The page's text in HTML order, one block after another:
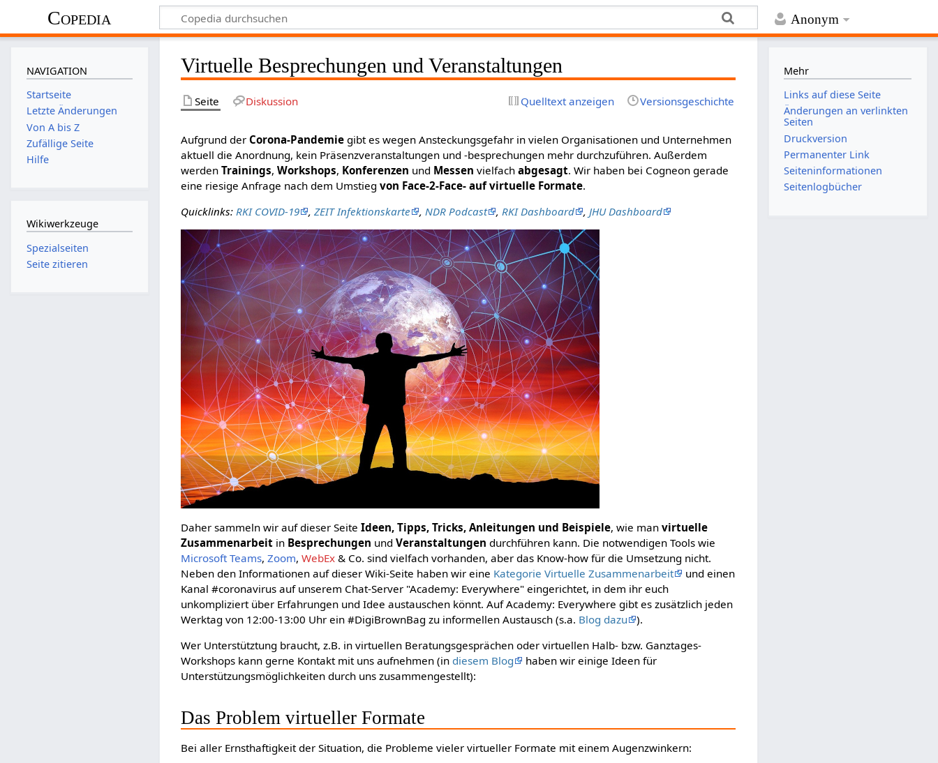
Anonym
Copedia
Virtuelle Besprechungen und Veranstaltungen
Seite Diskussion Quelltext anzeigen Versionsgeschichte
Aufgrund der Corona-Pandemie gibt es wegen Ansteckungsgefahr in vielen Organisationen und Unternehmen
aktuell die Anordnung, kein Präsenzveranstaltungen und -besprechungen mehr durchzuführen. Außerdem
werdenTrainings,Workshops, Konferenzen und Messen vielfachabgesagt. Wir haben bei Cogneon gerade
eine riesige Anfrage nach dem Umstiegvon Face-2-Face- auf virtuelle Formate.
Quicklinks:RKI COVID-19 ,ZEIT Infektionskarte ,NDR Podcast ,RKI Dashboard ,JHU Dashboard
Daher sammeln wir auf dieser SeiteIdeen, Tipps, Tricks, Anleitungen und Beispiele, wie manvirtuelle
Zusammenarbeit in Besprechungen undVeranstaltungen durchführen kann. Die notwendigen Tools wie
Microsoft Teams,Zoom,WebEx & Co. sind vielfach vorhanden, aber das Know-how für die Umsetzung nicht.
Neben den Informationen auf dieser Wiki-Seite haben wir eine Kategorie Virtuelle Zusammenarbeit
und einen
Kanal #coronavirus auf unserem Chat-Server "Academy: Everywhere" eingerichtet, in dem ihr euch
unkompliziert über Erfahrungen und Idee austauschen könnt. Auf Academy: Everywhere gibt es zusätzlich jeden
Werktag von 12:00-13:00 Uhr ein #DigiBrownBag zu informellen Austausch (s.a. Blog dazu
).
Wer Unterstütztung braucht, z.B. in virtuellen Beratungsgesprächen oder virtuellen Halb- bzw. Ganztages-
Workshops kann gerne Kontakt mit uns aufnehmen (in diesem Blog
haben wir einige Ideen für
Unterstützungsmöglichkeiten durch uns zusammengestellt):
Das Problem virtueller Formate
Bei aller Ernsthaftigkeit der Situation, die Probleme vieler virtueller Formate mit einem Augenzwinkern:
NAVIGATION
Startseite
Letzte Änderungen
Von A bis Z
Zufällige Seite
Hilfe
Wikiwerkzeuge
Spezialseiten
Seite zitieren
Mehr
Links auf diese Seite
Änderungen an verlinkten
Seiten
Druckversion
Permanenter Link
Seiten­­informationen
Seitenlogbücher